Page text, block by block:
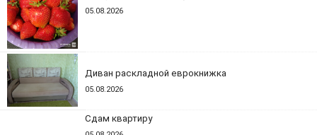
05.08.2026
Диван раскладной еврокнижка
05.08.2026
Сдам квартиру